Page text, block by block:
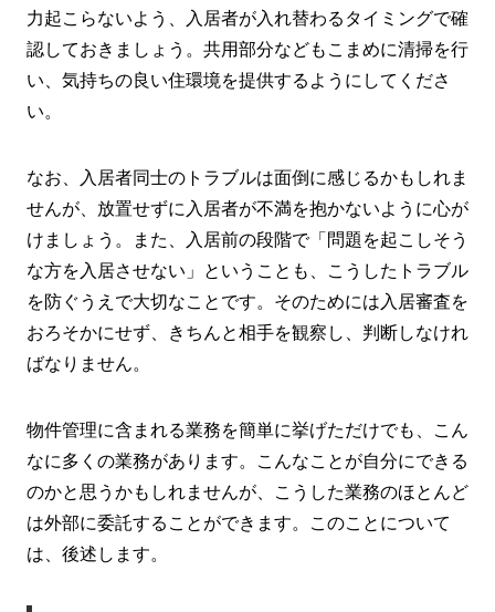
力起こらないよう、入居者が入れ替わるタイミングで確
認しておきましょう。共用部分などもこまめに清掃を行
い、気持ちの良い住環境を提供するようにしてくださ
い。
なお、入居者同士のトラブルは面倒に感じるかもしれま
せんが、放置せずに入居者が不満を抱かないように心が
けましょう。また、入居前の段階で「問題を起こしそう
な方を入居させない」ということも、こうしたトラブル
を防ぐうえで大切なことです。そのためには入居審査を
おろそかにせず、きちんと相手を観察し、判断しなけれ
ばなりません。
物件管理に含まれる業務を簡単に挙げただけでも、こん
なに多くの業務があります。こんなことが自分にできる
のかと思うかもしれませんが、こうした業務のほとんど
は外部に委託することができます。このことについて
は、後述します。